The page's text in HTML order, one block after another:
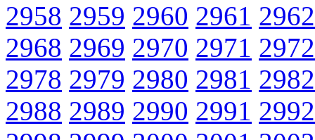
2958 2959 2960 2961 2962
2968 2969 2970 2971 2972
2978 2979 2980 2981 2982
2988 2989 2990 2991 2992